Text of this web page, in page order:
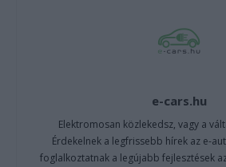
e-cars.hu
Elektromosan közlekedsz, vagy a
Érdekelnek a legfrissebb hírek az e-
foglalkoztatnak a legújabb fejlesztések